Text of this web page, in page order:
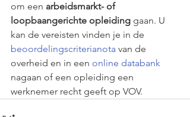
om een arbeidsmarkt- of
loopbaangerichte opleiding gaan. U
kan de vereisten vinden je in de
beoordelingscriterianota van de
overheid en in een online databank
nagaan of een opleiding een
werknemer recht geeft op VOV.